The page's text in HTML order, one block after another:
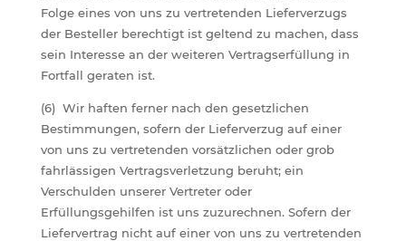
Folge eines von uns zu vertretenden Lieferverzugs
der Besteller berechtigt ist geltend zu machen, dass
sein Interesse an der weiteren Vertragserfüllung in
Fortfall geraten ist.
(6) Wir haften ferner nach den gesetzlichen
Bestimmungen, sofern der Lieferverzug auf einer
von uns zu vertretenden vorsätzlichen oder grob
fahrlässigen Vertragsverletzung beruht; ein
Verschulden unserer Vertreter oder
Erfüllungsgehilfen ist uns zuzurechnen. Sofern der
Liefervertrag nicht auf einer von uns zu vertretenden